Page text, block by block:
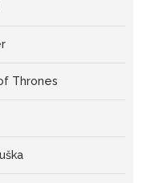
Thrones